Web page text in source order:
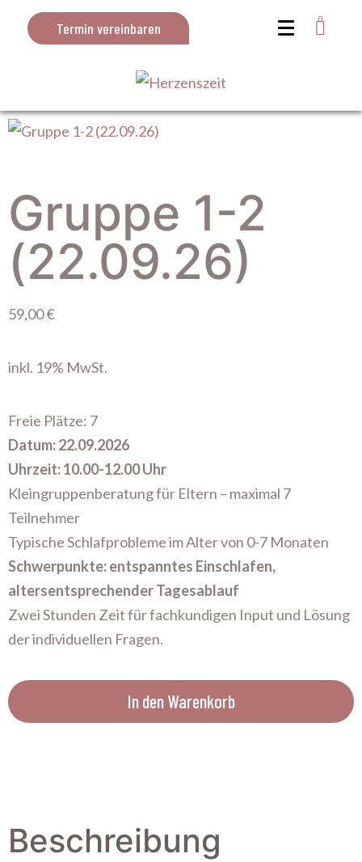
Termin vereinbaren
0
Gruppe 1-2
(22.09.26)
59,00€
inkl. 19% MwSt.
Freie Plätze: 7
Datum: 22.09.2026
Uhrzeit: 10.00-12.00 Uhr
Kleingruppenberatung für Eltern – maximal 7
Teilnehmer
Typische Schlafprobleme im Alter von 0-7 Monaten
Schwerpunkte: entspanntes Einschlafen,
altersentsprechender Tagesablauf
Zwei Stunden Zeit für fachkundigen Input und Lösung
der individuellen Fragen.
In den Warenkorb
Beschreibung